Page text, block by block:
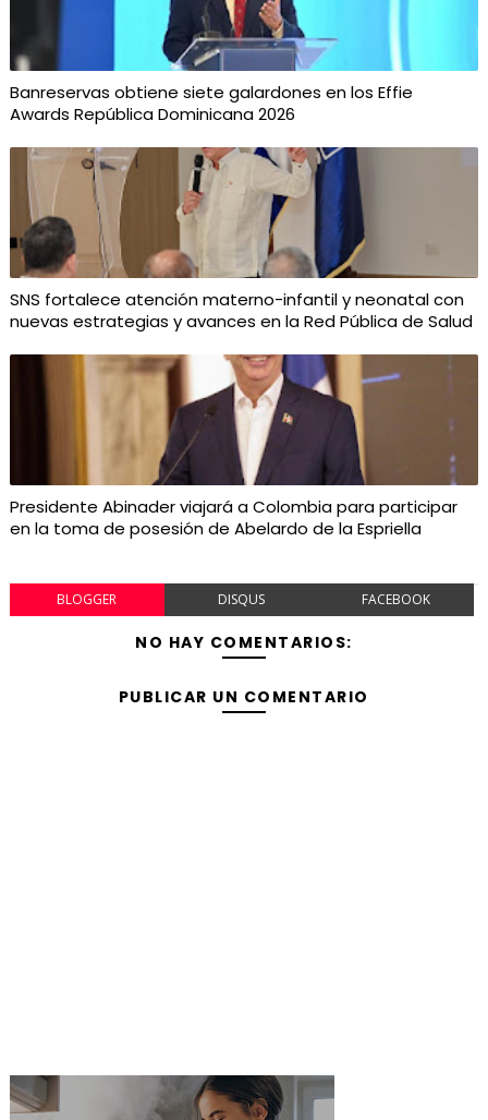
Banreservas obtiene siete galardones en los Effie
Awards República Dominicana 2026
SNS fortalece atención materno-infantil y neonatal con
nuevas estrategias y avances en la Red Pública de Salud
Presidente Abinader viajará a Colombia para participar
en la toma de posesión de Abelardo de la Espriella
BLOGGER DISQUS FACEBOOK
NO HAY COMENTARIOS:
PUBLICAR UN COMENTARIO